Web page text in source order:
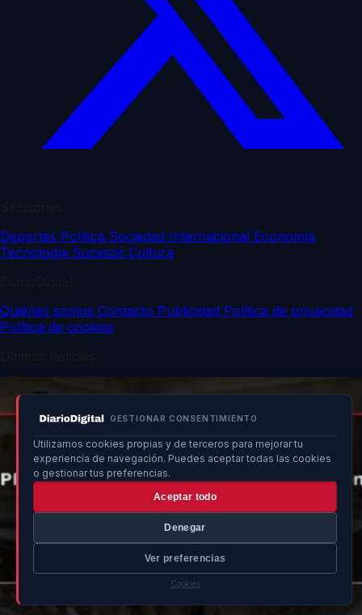
GESTIONAR CONSENTIMIENTO
Utilizamos cookies propias y de terceros para mejorar tu
experiencia de navegación. Puedes aceptar todas las cookies
o gestionar tus preferencias.
Aceptar todo
Denegar
Ver preferencias
Cookies
Deportes Política Sociedad Internacional Economía
Tecnología Sucesos Cultura
Quiénes somos Contacto Publicidad Política de privacidad
Política de cookies